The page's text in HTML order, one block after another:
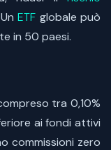
ETF globale può
in 50 paesi.
tra 0,10%
ai fondi attivi
commissioni zero